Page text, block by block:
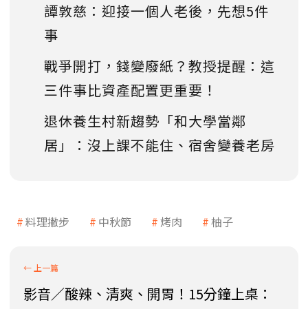
譚敦慈：迎接一個人老後，先想5件
事
戰爭開打，錢變廢紙？教授提醒：這
三件事比資產配置更重要！
退休養生村新趨勢「和大學當鄰
居」：沒上課不能住、宿舍變養老房
料理撇步 中秋節 烤肉 柚子
影音／酸辣、清爽、開胃！15分鐘上桌：